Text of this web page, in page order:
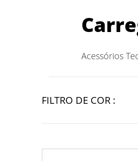
Acessórios
FILTRO DE COR :